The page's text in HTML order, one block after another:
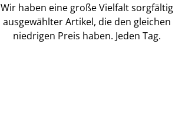
Wir haben eine große Vielfalt sorgfältig
ausgewählter Artikel, die den gleichen
niedrigen Preis haben. Jeden Tag.